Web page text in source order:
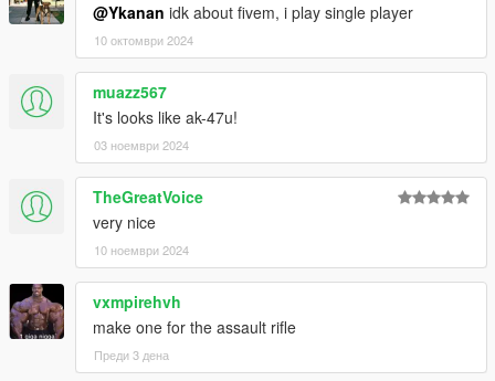
@Ykanan idk about fivem, i play single player
10 октомври 2024
muazz567
It's looks like ak-47u!
03 ноември 2024
TheGreatVoice
very nice
10 ноември 2024
vxmpirehvh
make one for the assault rifle
Преди 3 дена